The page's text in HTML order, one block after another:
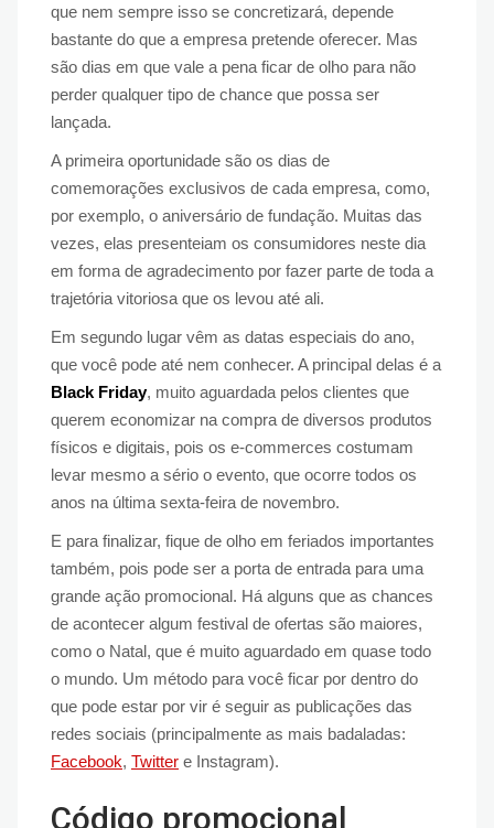
que nem sempre isso se concretizará, depende
bastante do que a empresa pretende oferecer. Mas
são dias em que vale a pena ficar de olho para não
perder qualquer tipo de chance que possa ser
lançada.
A primeira oportunidade são os dias de
comemorações exclusivos de cada empresa, como,
por exemplo, o aniversário de fundação. Muitas das
vezes, elas presenteiam os consumidores neste dia
em forma de agradecimento por fazer parte de toda a
trajetória vitoriosa que os levou até ali.
Em segundo lugar vêm as datas especiais do ano,
que você pode até nem conhecer. A principal delas é a
Black Friday, muito aguardada pelos clientes que
querem economizar na compra de diversos produtos
físicos e digitais, pois os e-commerces costumam
levar mesmo a sério o evento, que ocorre todos os
anos na última sexta-feira de novembro.
E para finalizar, fique de olho em feriados importantes
também, pois pode ser a porta de entrada para uma
grande ação promocional. Há alguns que as chances
de acontecer algum festival de ofertas são maiores,
como o Natal, que é muito aguardado em quase todo
o mundo. Um método para você ficar por dentro do
que pode estar por vir é seguir as publicações das
redes sociais (principalmente as mais badaladas:
Facebook, Twitter e Instagram).
Código promocional